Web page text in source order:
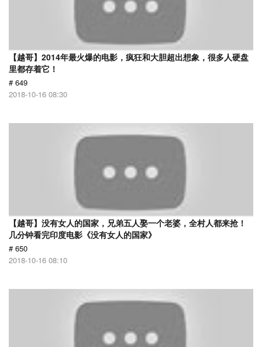
【越哥】2014年最火爆的电影，疯狂和大胆超出想象，很多人硬盘
里都存着它！
# 649
2018-10-16 08:30
【越哥】没有女人的国家，兄弟五人娶一个老婆，全村人都来抢！
几分钟看完印度电影《没有女人的国家》
# 650
2018-10-16 08:10